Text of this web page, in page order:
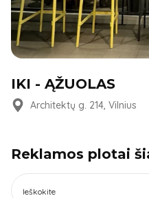
IKI - ĄŽUOLAS
Architektų g. 214, Vilnius
Reklamos plotai